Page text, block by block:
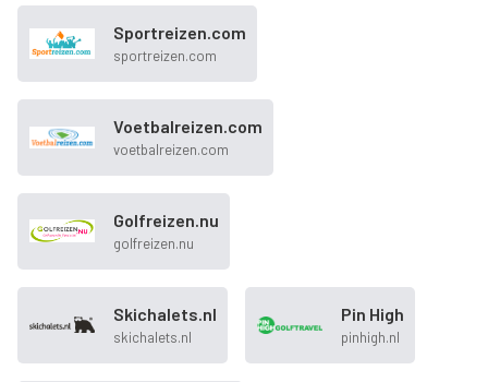
Sportreizen.com
sportreizen.com
Voetbalreizen.com
voetbalreizen.com
Golfreizen.nu
golfreizen.nu
Skichalets.nl
skichalets.nl
Pin High
pinhigh.nl